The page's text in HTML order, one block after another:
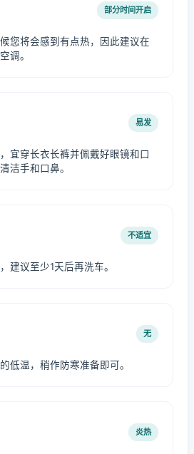
部分时间开启
您将会感到有点热，因此建议在
调。
易发
宜穿长衣长裤并佩戴好眼镜和口
洁手和口鼻。
不适宜
建议至少1天后再洗车。
无
低温，稍作防寒准备即可。
炎热